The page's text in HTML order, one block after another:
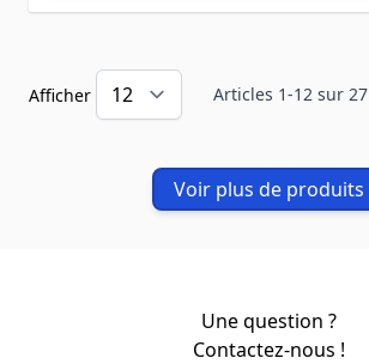
Articles 1-12 sur 27
Afficher
Voir plus de produits
Une question ?
Contactez-nous !